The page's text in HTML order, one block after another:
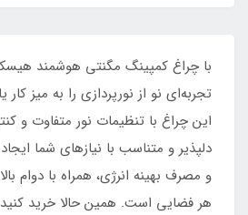
تجربه‌ای نو از نورپردازی را به میز
این چراغ با تنظیمات نور متفاوت و
دلپذیر و متناسب با نیازهای شما
و مصرف بهینه انرژی، همراه با دوام
هر فضایی است. همین حالا خرید